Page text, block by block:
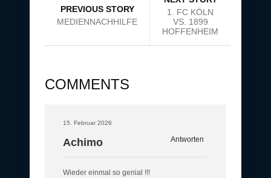
PREVIOUS STORY
MEDIENNACHHILFE
1. FC KÖLN
VS. 1899
HOFFENHEIM
COMMENTS
15. Februar 2026
Antworten
Achimo
Wieder einmal so genial !!!